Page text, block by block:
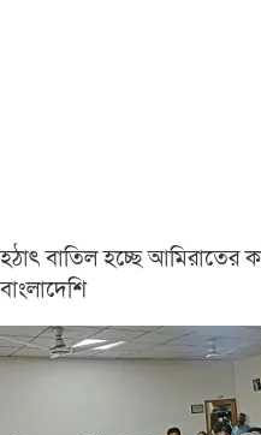
হঠাৎ বাতিল হচ্ছে আমিরাতের
বাংলাদেশি